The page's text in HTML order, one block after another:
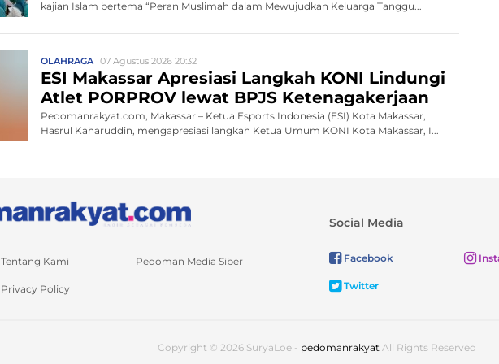
kajian Islam bertema “Peran Muslimah dalam Mewujudkan Keluarga Tanggu...
OLAHRAGA 07 Agustus 2026 20:32
ESI Makassar Apresiasi Langkah KONI Lindungi
Atlet PORPROV lewat BPJS Ketenagakerjaan
Pedomanrakyat.com, Makassar – Ketua Esports Indonesia (ESI) Kota Makassar,
Hasrul Kaharuddin, mengapresiasi langkah Ketua Umum KONI Kota Makassar, I...
Tentang Kami Pedoman Media Siber
Privacy Policy
Social Media
Facebook
Twitter
Copyright © 2026 SuryaLoe - pedomanrakyat All Rights Reserved